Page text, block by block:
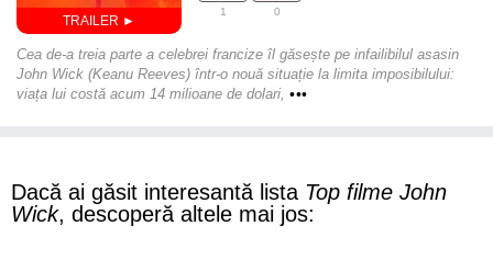
1 0
Cea de-a treia parte a celebrei francize îl găsește pe infailibilul asasin
John Wick (Keanu Reeves) într-o nouă situație la limita imposibilului:
viața lui costă acum 14 milioane de dolari, •••
Dacă ai găsit interesantă lista Top filme John
Wick, descoperă altele mai jos: